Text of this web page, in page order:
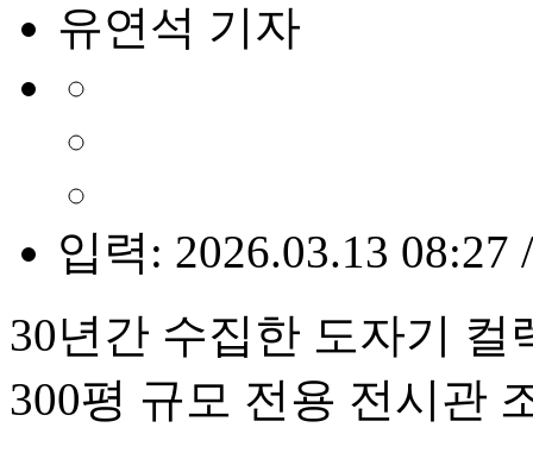
유연석 기자
입력: 2026.03.13 08:27
30년간 수집한 도자기 컬
300평 규모 전용 전시관